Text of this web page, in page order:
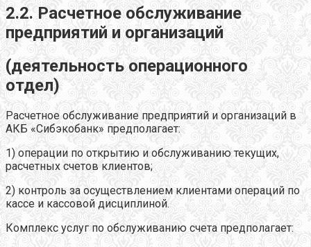
2.2. Расчетное обслуживание
предприятий и организаций
(деятельность операционного
отдел)
Расчетное обслуживание предприятий и организаций в
АКБ «Сибэкобанк» предполагает:
1) операции по открытию и обслуживанию текущих,
расчетных счетов клиентов;
2) контроль за осуществлением клиентами операций по
кассе и кассовой дисциплиной.
Комплекс услуг по обслуживанию счета предполагает: